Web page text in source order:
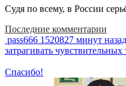
Судя по всему, в России
Последние комментарии
pass666 1520827 минут назад
затрагивать
Спасибо!